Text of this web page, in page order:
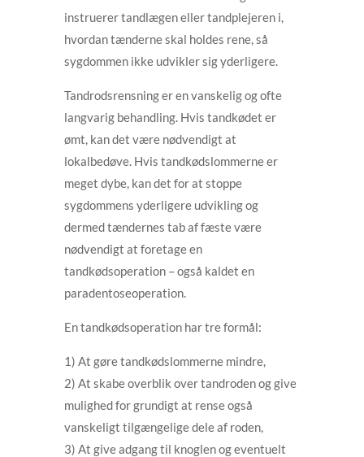
instruerer tandlægen eller tandplejeren i,
hvordan tænderne skal holdes rene, så
sygdommen ikke udvikler sig yderligere.
Tandrodsrensning er en vanskelig og ofte
langvarig behandling. Hvis tandkødet er
ømt, kan det være nødvendigt at
lokalbedøve. Hvis tandkødslommerne er
meget dybe, kan det for at stoppe
sygdommens yderligere udvikling og
dermed tændernes tab af fæste være
nødvendigt at foretage en
tandkødsoperation – også kaldet en
paradentoseoperation.
En tandkødsoperation har tre formål:
1) At gøre tandkødslommerne mindre,
2) At skabe overblik over tandroden og give
mulighed for grundigt at rense også
vanskeligt tilgængelige dele af roden,
3) At give adgang til knoglen og eventuelt